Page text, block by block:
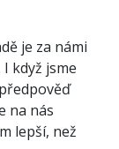
je za námi
když jsme
na nás
lepší, než